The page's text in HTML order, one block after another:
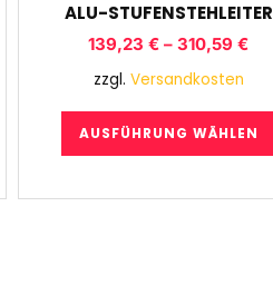
ALU-STUFENSTEHLEITER
139,23 € – 310,59 €
zzgl. Versandkosten
AUSFÜHRUNG WÄHLEN